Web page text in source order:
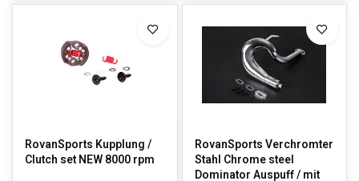
RovanSports Kupplung /
Clutch set NEW 8000 rpm
RovanSports Verchromter
Stahl Chrome steel
Dominator Auspuff / mit